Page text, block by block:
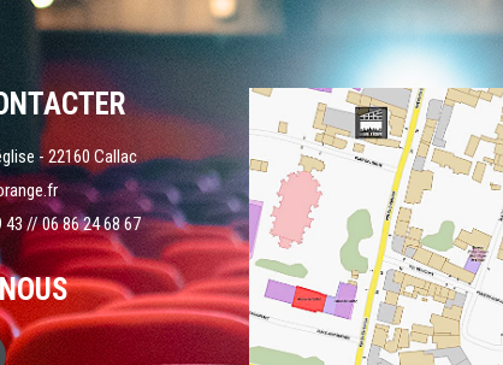
- 22160 Callac
43 // 06 86 24 68 67